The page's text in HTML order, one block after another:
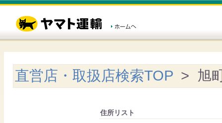
直営店・取扱店検索TOP > 旭
住所リスト